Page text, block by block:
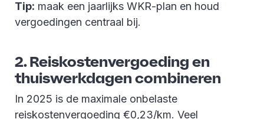
Tip: maak een jaarlijks WKR-plan en houd
vergoedingen centraal bij.
2. Reiskostenvergoeding en
thuiswerkdagen combineren
In 2025 is de maximale onbelaste
reiskostenvergoeding €0,23/km. Veel